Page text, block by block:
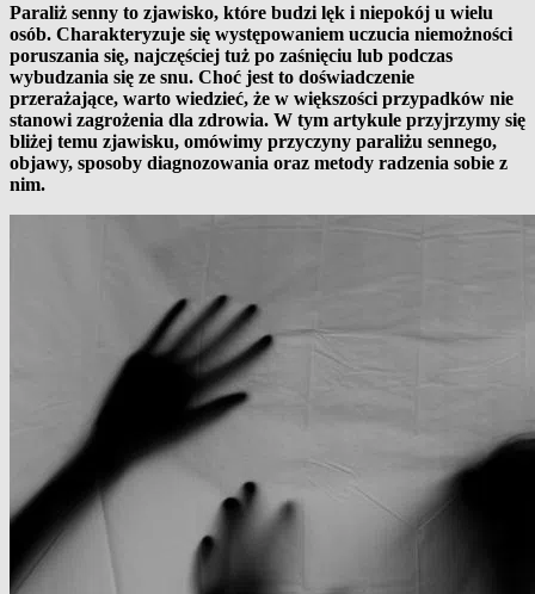
Paraliż senny to zjawisko, które budzi lęk i niepokój u wielu
osób. Charakteryzuje się występowaniem uczucia niemożności
poruszania się, najczęściej tuż po zaśnięciu lub podczas
wybudzania się ze snu. Choć jest to doświadczenie
przerażające, warto wiedzieć, że w większości przypadków nie
stanowi zagrożenia dla zdrowia. W tym artykule przyjrzymy się
bliżej temu zjawisku, omówimy przyczyny paraliżu sennego,
objawy, sposoby diagnozowania oraz metody radzenia sobie z
nim.